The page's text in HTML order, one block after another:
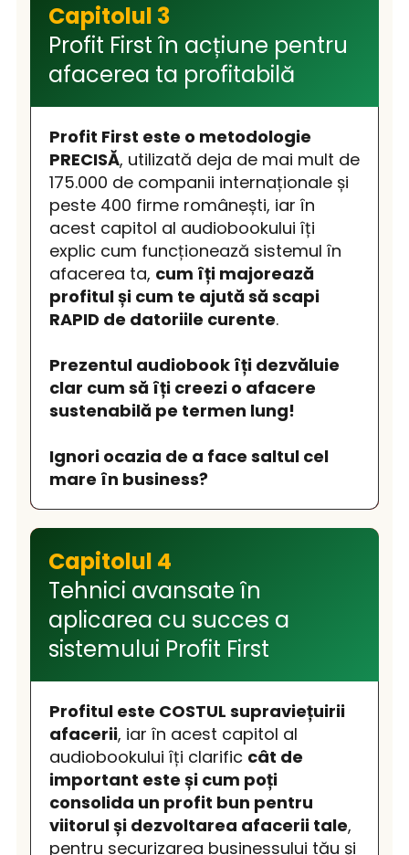
Capitolul 3
Profit First în acțiune pentru
afacerea ta profitabilă
Profit First este o metodologie
PRECISĂ, utilizată deja de mai mult de
175.000 de companii internaționale și
peste 400 firme românești, iar în
acest capitol al audiobookului îți
explic cum funcționează sistemul în
afacerea ta, cum îți majorează
profitul și cum te ajută să scapi
RAPID de datoriile curente.
Prezentul audiobook îți dezvăluie
clar cum să îți creezi o afacere
sustenabilă pe termen lung!
Ignori ocazia de a face saltul cel
mare în business?
Capitolul 4
Tehnici avansate în
aplicarea cu succes a
sistemului Profit First
Profitul este COSTUL supraviețuirii
afacerii, iar în acest capitol al
audiobookului îți clarific cât de
important este și cum poți
consolida un profit bun pentru
viitorul și dezvoltarea afacerii tale,
pentru securizarea businessului tău și